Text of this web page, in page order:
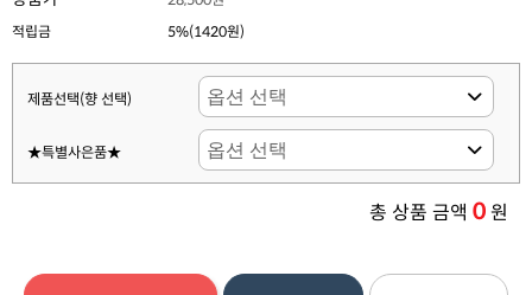
적립금
5%(1420원)
제품선택(향 선택)
★특별사은품★
총 상품 금액 0원